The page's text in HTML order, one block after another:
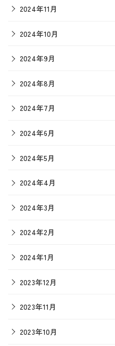
2024年11月
2024年10月
2024年9月
2024年8月
2024年7月
2024年6月
2024年5月
2024年4月
2024年3月
2024年2月
2024年1月
2023年12月
2023年11月
2023年10月